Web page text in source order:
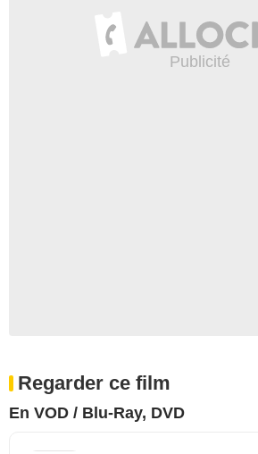
Regarder ce film
En VOD / Blu-Ray, DVD